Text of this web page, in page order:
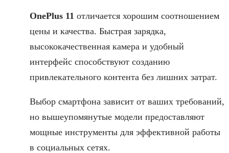
OnePlus 11 отличается хорошим соотношением
цены и качества. Быстрая зарядка,
высококачественная камера и удобный
интерфейс способствуют созданию
привлекательного контента без лишних затрат.
Выбор смартфона зависит от ваших требований,
но вышеупомянутые модели предоставляют
мощные инструменты для эффективной работы
в социальных сетях.